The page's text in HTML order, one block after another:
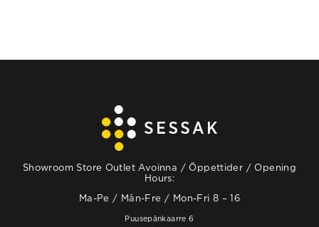
Showroom Store Outlet Avoinna / Öppettider / Opening
Hours:
Ma-Pe / Mån-Fre / Mon-Fri 8 – 16
Puusepänkaarre 6